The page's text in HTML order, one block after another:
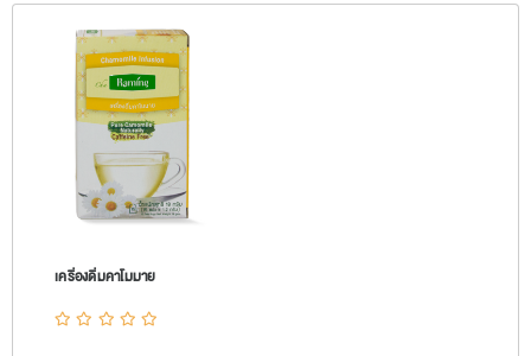
เครื่องดื่มคาโมมาย